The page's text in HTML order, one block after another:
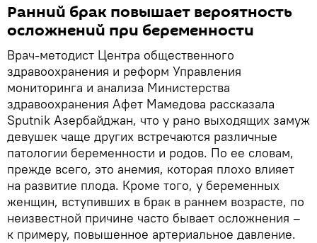
Ранний брак повышает вероятность
осложнений при беременности
Врач-методист Центра общественного
здравоохранения и реформ Управления
мониторинга и анализа Министерства
здравоохранения Афет Мамедова рассказала
Sputnik Азербайджан, что у рано выходящих замуж
девушек чаще других встречаются различные
патологии беременности и родов. По ее словам,
прежде всего, это анемия, которая плохо влияет
на развитие плода. Кроме того, у беременных
женщин, вступивших в брак в раннем возрасте, по
неизвестной причине часто бывает осложнения –
к примеру, повышенное артериальное давление.